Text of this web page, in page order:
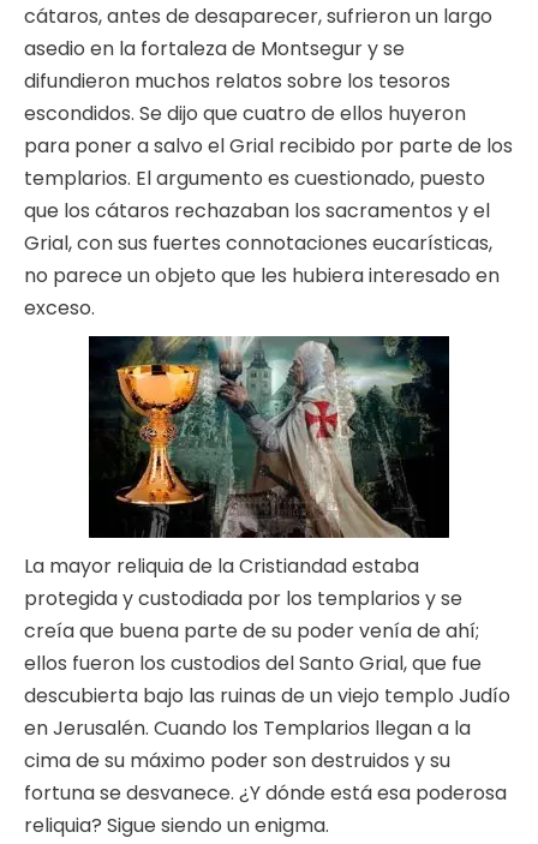
cátaros, antes de desaparecer, sufrieron un largo
asedio en la fortaleza de Montsegur y se
difundieron muchos relatos sobre los tesoros
escondidos. Se dijo que cuatro de ellos huyeron
para poner a salvo el Grial recibido por parte de los
templarios. El argumento es cuestionado, puesto
que los cátaros rechazaban los sacramentos y el
Grial, con sus fuertes connotaciones eucarísticas,
no parece un objeto que les hubiera interesado en
exceso.
La mayor reliquia de la Cristiandad estaba
protegida y custodiada por los templarios y se
creía que buena parte de su poder venía de ahí;
ellos fueron los custodios del Santo Grial, que fue
descubierta bajo las ruinas de un viejo templo Judío
en Jerusalén. Cuando los Templarios llegan a la
cima de su máximo poder son destruidos y su
fortuna se desvanece. ¿Y dónde está esa poderosa
reliquia? Sigue siendo un enigma.